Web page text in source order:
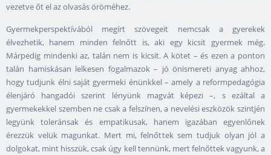
vezetve őt el az olvasás öröméhez.
Gyermekperspektívából megírt szövegeit nemcsak a gyerekek
élvezhetik, hanem minden felnőtt is, aki egy kicsit gyermek még.
Márpedig mindenki az, talán nem is kicsit. A kötet – és ezen a ponton
talán hamiskásan lelkesen fogalmazok – jó önismereti anyag ahhoz,
hogy tudjunk élni saját gyermeki énünkkel – amely a reformpedagógia
élenjáró hangadói szerint lényünk magvát képezi –, s ezáltal a
gyermekekkel szemben ne csak a felszínen, a nevelési eszközök szintjén
legyünk toleránsak és empatikusak, hanem igazában egyenlőnek
érezzük velük magunkat. Mert mi, felnőttek sem tudjuk olyan jól a
dolgokat, mint hisszük, csak úgy kell tennünk, mert felnőttek vagyunk, a